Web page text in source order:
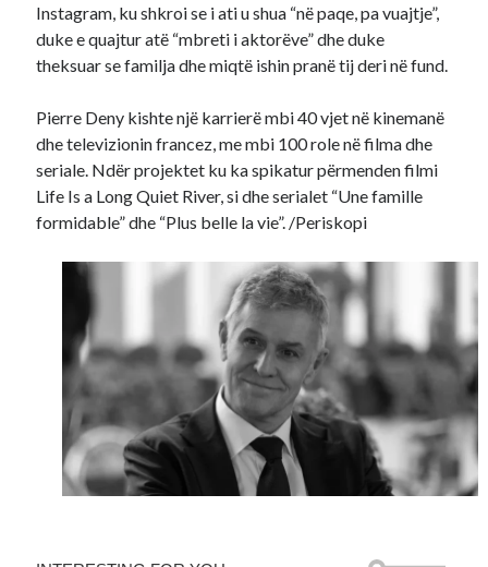
Instagram, ku shkroi se i ati u shua “në paqe, pa vuajtje”,
duke e quajtur atë “mbreti i aktorëve” dhe duke
theksuar se familja dhe miqtë ishin pranë tij deri në fund.
Pierre Deny kishte një karrierë mbi 40 vjet në kinemanë
dhe televizionin francez, me mbi 100 role në filma dhe
seriale. Ndër projektet ku ka spikatur përmenden filmi
Life Is a Long Quiet River, si dhe serialet “Une famille
formidable” dhe “Plus belle la vie”. /Periskopi